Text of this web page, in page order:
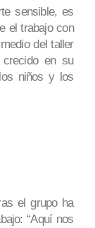
sensible, es
el trabajo con
del taller
en su
niños y los
el grupo ha
“Aquí nos